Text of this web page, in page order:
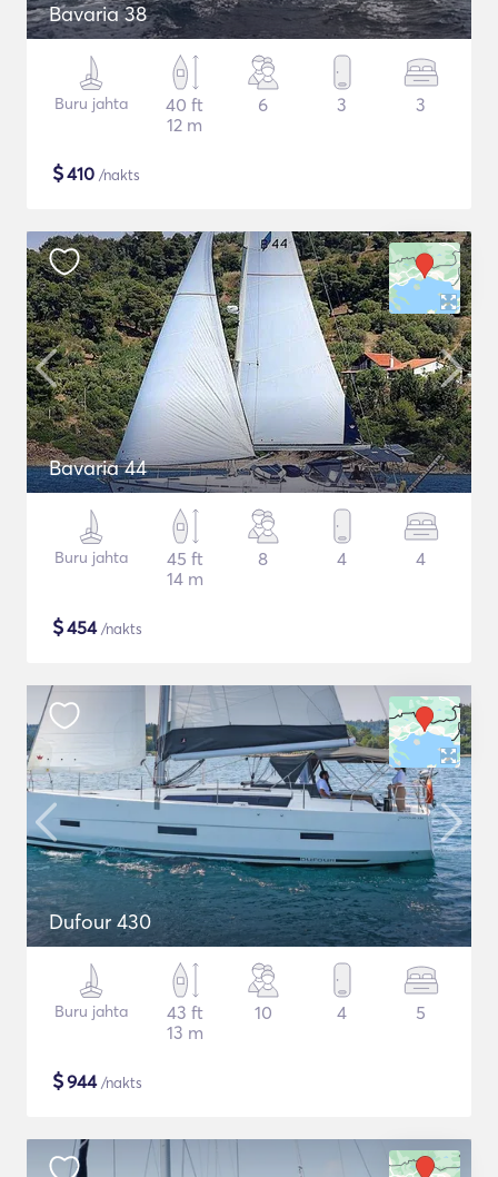
Bavaria 38
Buru jahta
40 ft
12 m
6 3 3
$410 /nakts
Bavaria 44
Buru jahta
45 ft
14 m
8 4 4
$454/nakts
Dufour 430
Buru jahta
43 ft
13 m
10 4 5
$944/nakts